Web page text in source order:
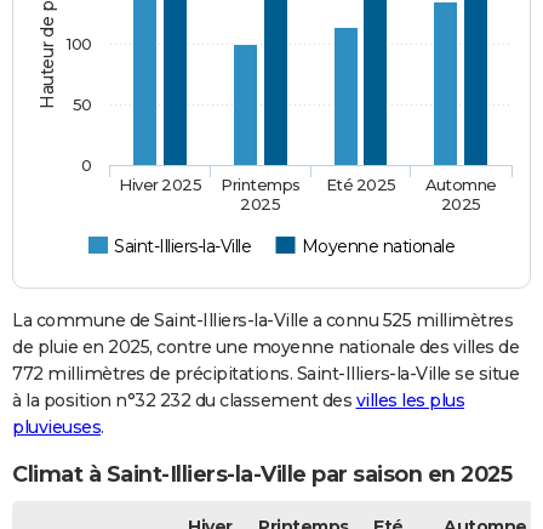
Saint-Illiers-la-Ville Moyenne nationale
Hiver 2025
Printemps
2025
Eté 2025
Automne
2025
0
50
100
La commune de Saint-Illiers-la-Ville a connu 525 millimètres
de pluie en 2025, contre une moyenne nationale des villes de
772 millimètres de précipitations. Saint-Illiers-la-Ville se situe
à la position n°32 232 du classement des villes les plus
pluvieuses.
Climat à Saint-Illiers-la-Ville par saison en 2025